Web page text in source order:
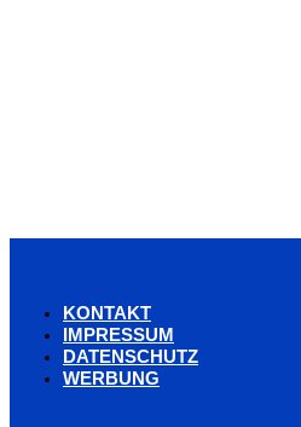
KONTAKT
IMPRESSUM
DATENSCHUTZ
WERBUNG